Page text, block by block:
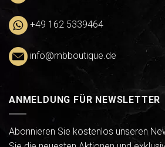
+49 162 5339464
info@mbboutique.de
ANMELDUNG FÜR NEWSLETTER
Abonnieren Sie kostenlos unseren